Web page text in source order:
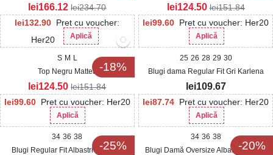
lei132.90 Pret cu voucher:
Her20
Aplică
lei166.12 lei234.70
lei99.60 Pret cu voucher: Her20
Aplică
lei124.50 lei151.84
-18%
S M L
Top Negru Mattea
lei99.60 Pret cu voucher: Her20
Aplică
lei124.50 lei151.84
25 26 28 29 30
Blugi dama Regular Fit Gri Karlena
lei87.74 Pret cu voucher: Her20
Aplică
lei109.67
-25%
34 36 38
Blugi Regular Fit Albastri Natasya
-20%
34 36 38
Blugi Damă Oversize Albastri Beatris